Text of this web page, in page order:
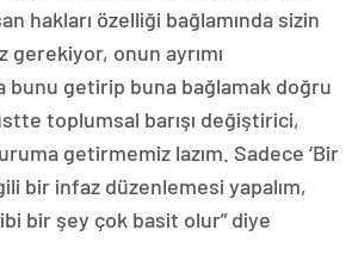
hakları özelliği bağlamında sizin
onun ayrımı
bunu getirip buna bağlamak doğru
toplumsal barışı değiştirici,
getirmemiz lazım. Sadece ‘Bir
bir infaz düzenlemesi yapalım,
bir şey çok basit olur” diye